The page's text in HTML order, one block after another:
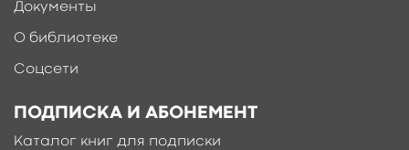
Документы
О библиотеке
Соцсети
ПОДПИСКА И АБОНЕМЕНТ
Каталог книг для подписки